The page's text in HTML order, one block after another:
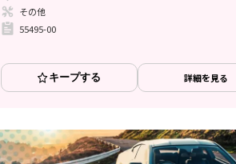
その他
55495-00
キープする 詳細を見る